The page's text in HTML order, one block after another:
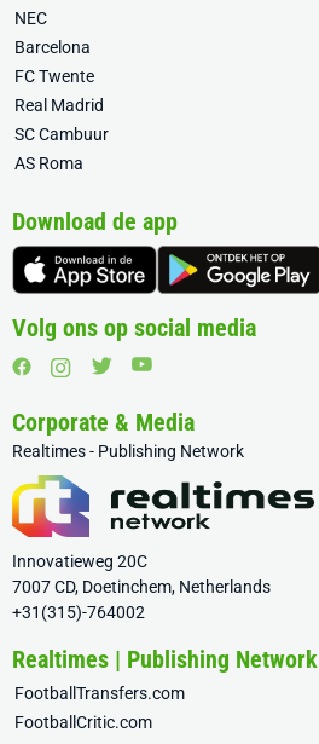
NEC
Barcelona
FC Twente
Real Madrid
SC Cambuur
AS Roma
Download de app
Volg ons op social media
Corporate & Media
Realtimes - Publishing Network
Innovatieweg 20C
7007 CD, Doetinchem, Netherlands
+31(315)-764002
Realtimes | Publishing Network
FootballTransfers.com
FootballCritic.com